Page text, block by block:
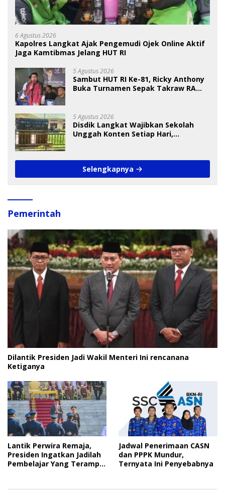
6 Agustus 2026
Kapolres Langkat Ajak Pengemudi Ojek Online Aktif
Jaga Kamtibmas Jelang HUT RI
5 Agustus 2026
Sambut HUT RI Ke-81, Ricky Anthony
Buka Turnamen Sepak Takraw RA
5 Agustus 2026
Disdik Langkat Wajibkan Sekolah
Unggah Konten Setiap Hari,
Selengkapnya
Pemerintah
Dilantik Presiden Jadi Wakil Menteri Ini rencanana
Ketiganya
Lantik Perwira Remaja,
Presiden Ingatkan Jadilah
Pembelajar Yang Terampil
Jadwal Penerimaan CASN
dan PPPK Mundur,
Ternyata Ini Penyebabnya